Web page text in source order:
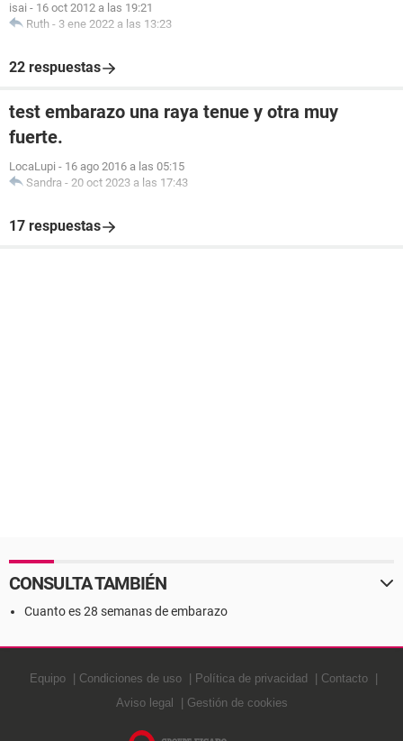
isai - 16 oct 2012 a las 19:21
Ruth - 3 ene 2022 a las 13:23
22 respuestas
test embarazo una raya tenue y otra muy
fuerte.
LocaLupi - 16 ago 2016 a las 05:15
Sandra - 20 oct 2023 a las 17:43
17 respuestas
CONSULTA TAMBIÉN
Cuanto es 28 semanas de embarazo
Equipo Condiciones de uso Política de privacidad
Contacto
Aviso legal
Gestión de cookies